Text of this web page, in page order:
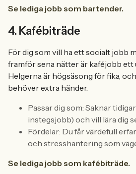
Se lediga jobb som bartender.
4. Kafébiträde
För dig som vill ha ett socialt jobb
framför sena nätter är kaféjobb ett
Helgerna är högsäsong för fika,
behöver extra händer.
Passar dig som: Saknar
instegsjobb) och vill lära dig
Fördelar: Du får värdefull
och stresshantering som
Se lediga jobb som kafébiträde.